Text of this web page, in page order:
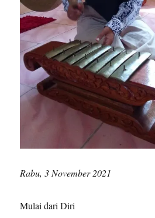
Rabu, 3 November 2021
Mulai dari Diri